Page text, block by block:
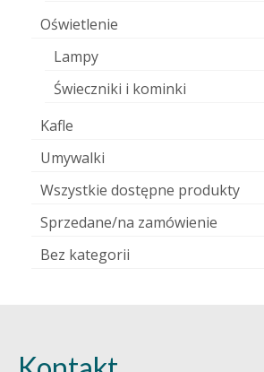
Oświetlenie
Lampy
Świeczniki i kominki
Kafle
Umywalki
Wszystkie dostępne produkty
Sprzedane/na zamówienie
Bez kategorii